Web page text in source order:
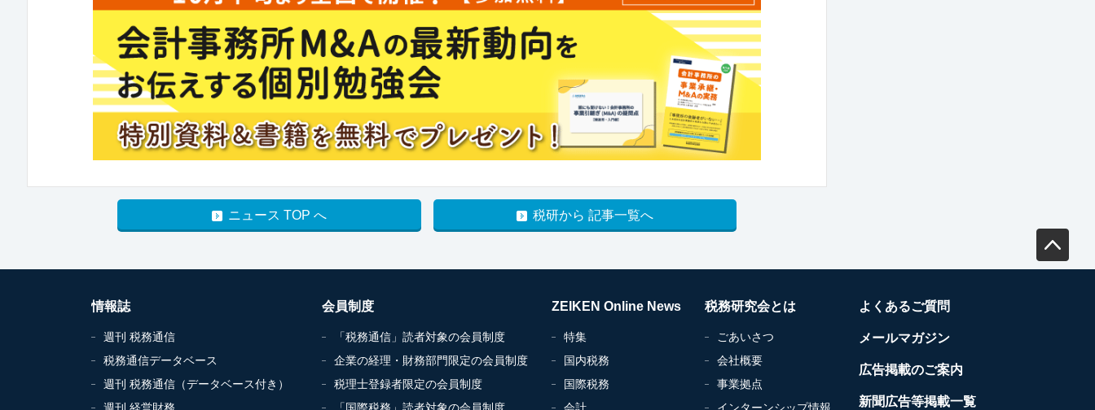
ニュース TOP へ 税研から 記事一覧へ
情報誌
週刊 税務通信
税務通信データベース
週刊 税務通信（データベース付き）
会員制度
「税務通信」読者対象の会員制度
企業の経理・財務部門限定の会員制度
税理士登録者限定の会員制度
ZEIKEN Online News
特集
国内税務
国際税務
税務研究会とは
ごあいさつ
会社概要
事業拠点
よくあるご質問
メールマガジン
広告掲載のご案内
新聞広告等掲載一覧